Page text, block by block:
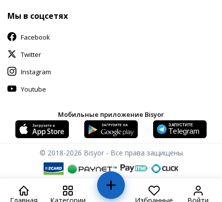
Мы в соцсетях
Facebook
Twitter
Instagram
Youtube
Мобильные приложение Bisyor
© 2018-2026 Bisyor - Все права защищены